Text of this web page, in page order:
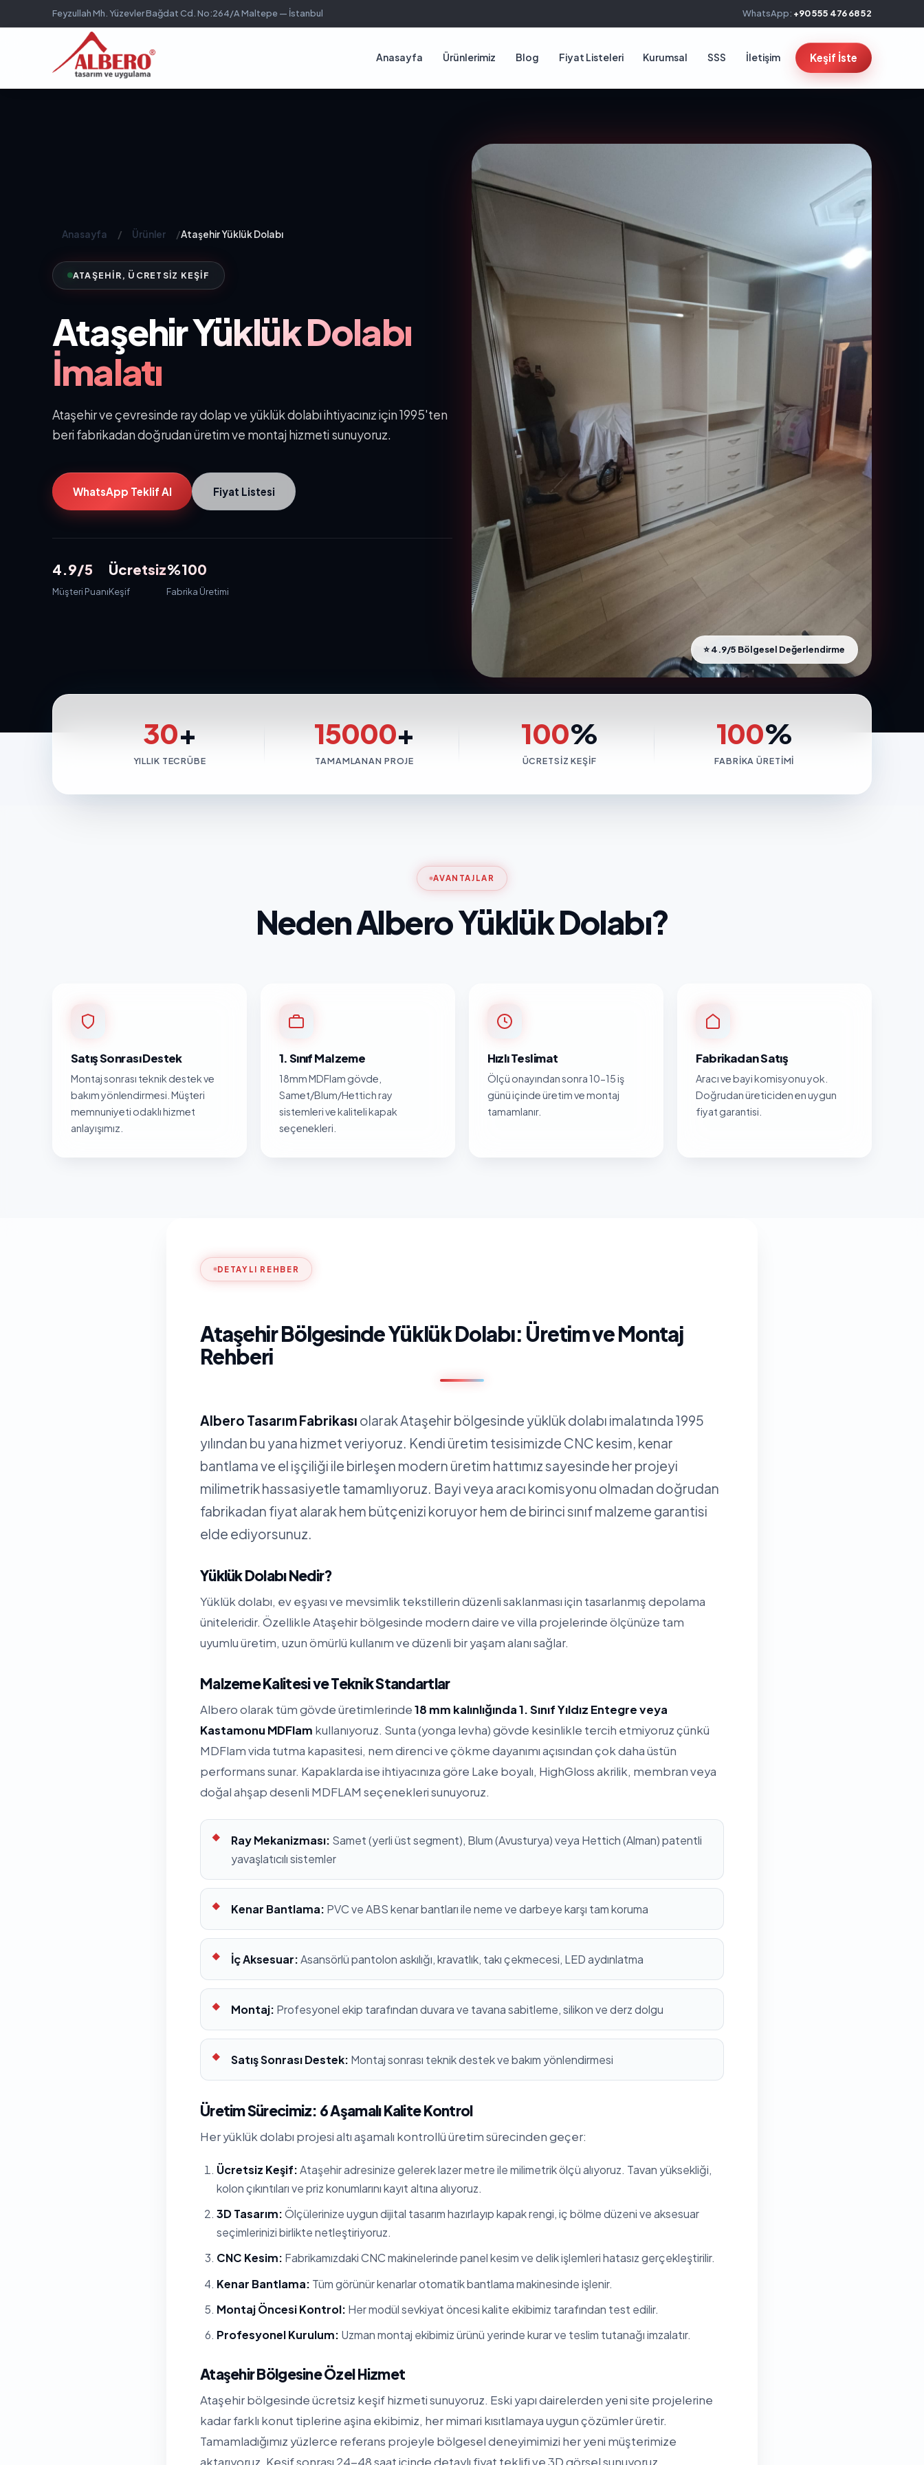
Feyzullah Mh. Yüzevler Bağdat Cd. No:264/A Maltepe — İstanbul WhatsApp: +90 555 476 68 52
Anasayfa Ürünlerimiz Blog Fiyat Listeleri Kurumsal SSS İletişim Keşif İste
Anasayfa / Ürünler /Ataşehir Yüklük Dolabı
ATAŞEHIR, ÜCRETSIZ KEŞIF
AtaşehirYüklük Dolabı
İmalatı
Ataşehir ve çevresinde ray dolap ve yüklük dolabı ihtiyacınız için 1995'ten
beri fabrikadan doğrudan üretim ve montaj hizmeti sunuyoruz.
WhatsApp Teklif Al Fiyat Listesi
4.9/5
Müşteri Puanı
Ücretsiz
Keşif
%100
Fabrika Üretimi
⭐ 4.9/5 Bölgesel Değerlendirme
30+
YILLIK TECRÜBE
15000+
TAMAMLANAN PROJE
100%
ÜCRETSIZ KEŞIF
100%
FABRIKA ÜRETIMI
AVANTAJLAR
Neden Albero Yüklük Dolabı?
Satış Sonrası Destek
Montaj sonrası teknik destek ve
bakım yönlendirmesi. Müşteri
memnuniyeti odaklı hizmet
anlayışımız.
1. Sınıf Malzeme
18mm MDFlam gövde,
Samet/Blum/Hettich ray
sistemleri ve kaliteli kapak
seçenekleri.
Hızlı Teslimat
Ölçü onayından sonra 10-15 iş
günü içinde üretim ve montaj
tamamlanır.
Fabrikadan Satış
Aracı ve bayi komisyonu yok.
Doğrudan üreticiden en uygun
fiyat garantisi.
DETAYLI REHBER
Ataşehir Bölgesinde Yüklük Dolabı: Üretim ve Montaj
Rehberi
Albero Tasarım Fabrikası olarak Ataşehir bölgesinde yüklük dolabı imalatında 1995
yılından bu yana hizmet veriyoruz. Kendi üretim tesisimizde CNC kesim, kenar
bantlama ve el işçiliği ile birleşen modern üretim hattımız sayesinde her projeyi
milimetrik hassasiyetle tamamlıyoruz. Bayi veya aracı komisyonu olmadan doğrudan
fabrikadan fiyat alarak hem bütçenizi koruyor hem de birinci sınıf malzeme garantisi
elde ediyorsunuz.
Yüklük Dolabı Nedir?
Yüklük dolabı, ev eşyası ve mevsimlik tekstillerin düzenli saklanması için tasarlanmış depolama
üniteleridir. Özellikle Ataşehir bölgesinde modern daire ve villa projelerinde ölçünüze tam
uyumlu üretim, uzun ömürlü kullanım ve düzenli bir yaşam alanı sağlar.
Malzeme Kalitesi ve Teknik Standartlar
Albero olarak tüm gövde üretimlerinde18 mm kalınlığında 1. Sınıf Yıldız Entegre veya
Kastamonu MDFlam kullanıyoruz. Sunta (yonga levha) gövde kesinlikle tercih etmiyoruz çünkü
MDFlam vida tutma kapasitesi, nem direnci ve çökme dayanımı açısından çok daha üstün
performans sunar. Kapaklarda ise ihtiyacınıza göre Lake boyalı, HighGloss akrilik, membran veya
doğal ahşap desenli MDFLAM seçenekleri sunuyoruz.
Ray Mekanizması: Samet (yerli üst segment), Blum (Avusturya) veya Hettich (Alman) patentli
yavaşlatıcılı sistemler
Kenar Bantlama: PVC ve ABS kenar bantları ile neme ve darbeye karşı tam koruma
İç Aksesuar:Asansörlü pantolon askılığı, kravatlık, takı çekmecesi, LED aydınlatma
Montaj: Profesyonel ekip tarafından duvara ve tavana sabitleme, silikon ve derz dolgu
Satış Sonrası Destek: Montaj sonrası teknik destek ve bakım yönlendirmesi
Üretim Sürecimiz: 6 Aşamalı Kalite Kontrol
Her yüklük dolabı projesi altı aşamalı kontrollü üretim sürecinden geçer:
Ücretsiz Keşif:Ataşehir adresinize gelerek lazer metre ile milimetrik ölçü alıyoruz. Tavan yüksekliği,
kolon çıkıntıları ve priz konumlarını kayıt altına alıyoruz.
3D Tasarım:Ölçülerinize uygun dijital tasarım hazırlayıp kapak rengi, iç bölme düzeni ve aksesuar
seçimlerinizi birlikte netleştiriyoruz.
CNC Kesim: Fabrikamızdaki CNC makinelerinde panel kesim ve delik işlemleri hatasız gerçekleştirilir.
Kenar Bantlama: Tüm görünür kenarlar otomatik bantlama makinesinde işlenir.
Montaj Öncesi Kontrol: Her modül sevkiyat öncesi kalite ekibimiz tarafından test edilir.
Profesyonel Kurulum: Uzman montaj ekibimiz ürünü yerinde kurar ve teslim tutanağı imzalatır.
Ataşehir Bölgesine Özel Hizmet
Ataşehir bölgesinde ücretsiz keşif hizmeti sunuyoruz. Eski yapı dairelerden yeni site projelerine
kadar farklı konut tiplerine aşina ekibimiz, her mimari kısıtlamaya uygun çözümler üretir.
Tamamladığımız yüzlerce referans projeyle bölgesel deneyimimizi her yeni müşterimize